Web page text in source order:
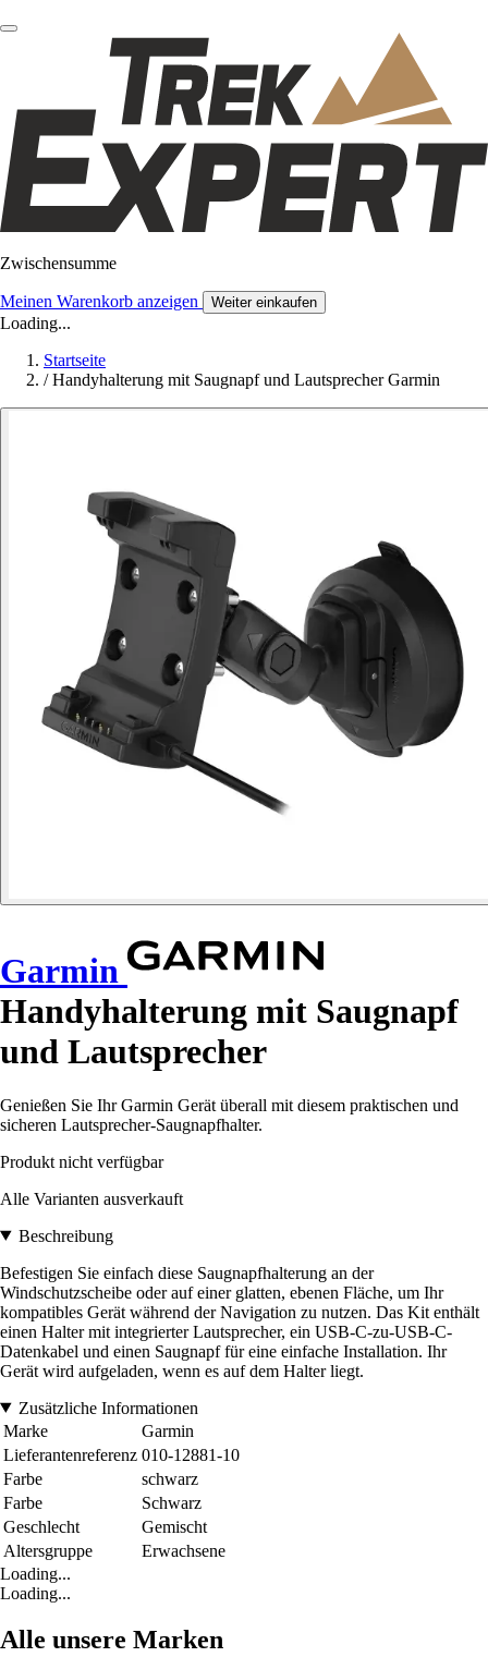
Zwischensumme
Meinen Warenkorb anzeigen Weiter einkaufen
Loading...
Startseite
/ Handyhalterung mit Saugnapf und Lautsprecher Garmin
Garmin
Handyhalterung mit Saugnapf
und Lautsprecher
Genießen Sie Ihr Garmin Gerät überall mit diesem praktischen und
sicheren Lautsprecher-Saugnapfhalter.
Produkt nicht verfügbar
Alle Varianten ausverkauft
Beschreibung
Befestigen Sie einfach diese Saugnapfhalterung an der
Windschutzscheibe oder auf einer glatten, ebenen Fläche, um Ihr
kompatibles Gerät während der Navigation zu nutzen. Das Kit enthält
einen Halter mit integrierter Lautsprecher, ein USB-C-zu-USB-C-
Datenkabel und einen Saugnapf für eine einfache Installation. Ihr
Gerät wird aufgeladen, wenn es auf dem Halter liegt.
Zusätzliche Informationen
Marke
Garmin
Lieferantenreferenz 010-12881-10
Farbe
schwarz
Farbe
Schwarz
Geschlecht
Gemischt
Altersgruppe
Erwachsene
Loading...
Loading...
Alle unsere Marken